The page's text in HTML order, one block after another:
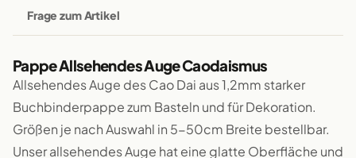
Frage zum Artikel
Pappe Allsehendes Auge Caodaismus
Allsehendes Auge des Cao Dai aus 1,2mm starker
Buchbinderpappe zum Basteln und für Dekoration.
Größen je nach Auswahl in 5-50cm Breite bestellbar.
Unser allsehendes Auge hat eine glatte Oberfläche und